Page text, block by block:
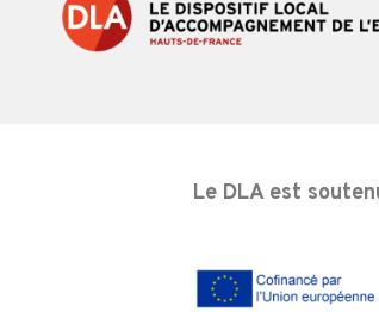
Le DLA est